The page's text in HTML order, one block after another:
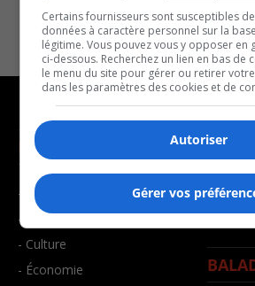
NOUVELLES
- Affaires municipales
- Communauté / Social
- Culture
- Économie
-
- Joué
Certains fournisseurs sont susceptibles
données à caractère personnel sur la
légitime. Vous pouvez vous y opposer en
ci-dessous. Recherchez un lien en bas de
le menu du site pour gérer ou retirer
dans les paramètres des cookies et de
Autoriser
Gérer vos